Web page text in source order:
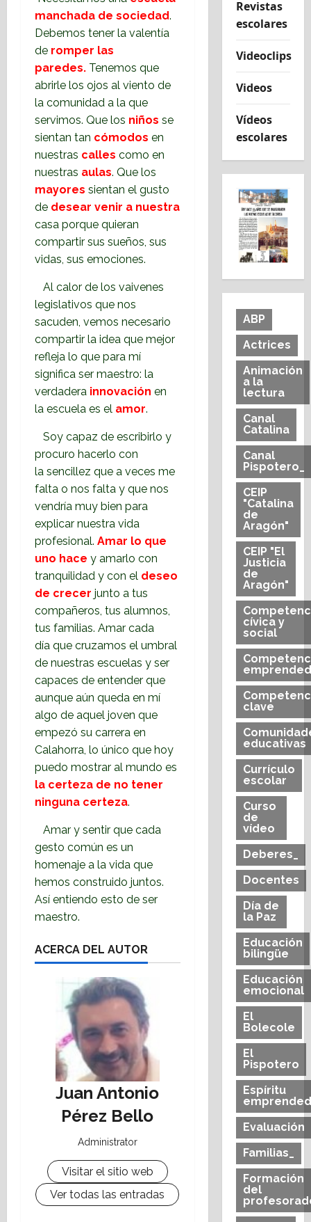
manchada de sociedad.
Debemos tener la valentía
de romper las
paredes. Tenemos que
abrirle los ojos al viento de
la comunidad a la que
servimos. Que los niños se
sientan tan cómodos en
nuestras calles como en
nuestras aulas. Que los
mayores sientan el gusto
de desear venir a nuestra
casa porque quieran
compartir sus sueños, sus
vidas, sus emociones.
Al calor de los vaivenes
legislativos que nos
sacuden, vemos necesario
compartir la idea que mejor
refleja lo que para mí
significa ser maestro: la
verdadera innovación en
la escuela es el amor.
Soy capaz de escribirlo y
procuro hacerlo con
la sencillez que a veces me
falta o nos falta y que nos
vendría muy bien para
explicar nuestra vida
profesional. Amar lo que
uno hace y amarlo con
tranquilidad y con el deseo
de crecer junto a tus
compañeros, tus alumnos,
tus familias. Amar cada
día que cruzamos el umbral
de nuestras escuelas y ser
capaces de entender que
aunque aún queda en mí
algo de aquel joven que
empezó su carrera en
Calahorra, lo único que hoy
puedo mostrar al mundo es
la certeza de no tener
ninguna certeza.
Amar y sentir que cada
gesto común es un
homenaje a la vida que
hemos construido juntos.
Así entiendo esto de ser
maestro.
ACERCA DEL AUTOR
Juan Antonio
Pérez Bello
Administrator
Visitar el sitio web
Ver todas las entradas
Revistas
escolares
Videoclips
Videos
Vídeos
escolares
ABP
Actrices
Animación
a la
lectura
Canal
Catalina
Canal
Pispotero_
CEIP
"Catalina
de
Aragón"
CEIP "El
Justicia
de
Aragón"
cívica y
social
clave
educativas
Currículo
escolar
Curso
de
vídeo
Deberes_
Docentes
Día de
la Paz
Educación
bilingüe
Educación
emocional
El
Bolecole
El
Pispotero
Espíritu
Evaluación
Familias_
Formación
del